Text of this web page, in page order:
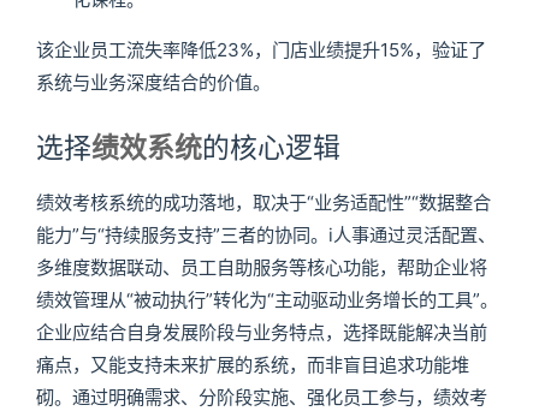
该企业员工流失率降低23%，门店业绩提升15%，验证了
系统与业务深度结合的价值。
选择绩效系统的核心逻辑
绩效考核系统的成功落地，取决于“业务适配性”“数据整合
能力”与“持续服务支持”三者的协同。i人事通过灵活配置、
多维度数据联动、员工自助服务等核心功能，帮助企业将
绩效管理从“被动执行”转化为“主动驱动业务增长的工具”。
企业应结合自身发展阶段与业务特点，选择既能解决当前
痛点，又能支持未来扩展的系统，而非盲目追求功能堆
砌。通过明确需求、分阶段实施、强化员工参与，绩效考